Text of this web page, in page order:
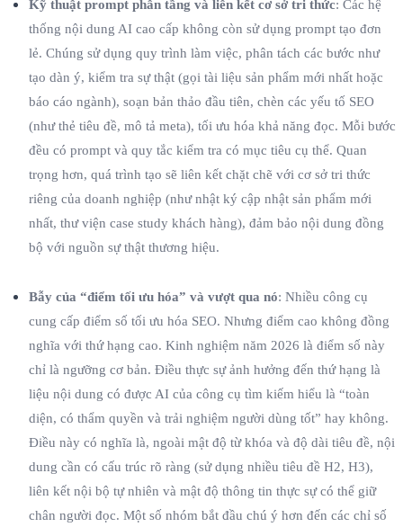
Kỹ thuật prompt phân tầng và liên kết cơ sở tri thức: Các hệ
thống nội dung AI cao cấp không còn sử dụng prompt tạo đơn
lẻ. Chúng sử dụng quy trình làm việc, phân tách các bước như
tạo dàn ý, kiểm tra sự thật (gọi tài liệu sản phẩm mới nhất hoặc
báo cáo ngành), soạn bản thảo đầu tiên, chèn các yếu tố SEO
(như thẻ tiêu đề, mô tả meta), tối ưu hóa khả năng đọc. Mỗi bước
đều có prompt và quy tắc kiểm tra có mục tiêu cụ thể. Quan
trọng hơn, quá trình tạo sẽ liên kết chặt chẽ với cơ sở tri thức
riêng của doanh nghiệp (như nhật ký cập nhật sản phẩm mới
nhất, thư viện case study khách hàng), đảm bảo nội dung đồng
bộ với nguồn sự thật thương hiệu.
Bẫy của “điểm tối ưu hóa” và vượt qua nó: Nhiều công cụ
cung cấp điểm số tối ưu hóa SEO. Nhưng điểm cao không đồng
nghĩa với thứ hạng cao. Kinh nghiệm năm 2026 là điểm số này
chỉ là ngưỡng cơ bản. Điều thực sự ảnh hưởng đến thứ hạng là
liệu nội dung có được AI của công cụ tìm kiếm hiểu là “toàn
diện, có thẩm quyền và trải nghiệm người dùng tốt” hay không.
Điều này có nghĩa là, ngoài mật độ từ khóa và độ dài tiêu đề, nội
dung cần có cấu trúc rõ ràng (sử dụng nhiều tiêu đề H2, H3),
liên kết nội bộ tự nhiên và mật độ thông tin thực sự có thể giữ
chân người đọc. Một số nhóm bắt đầu chú ý hơn đến các chỉ số